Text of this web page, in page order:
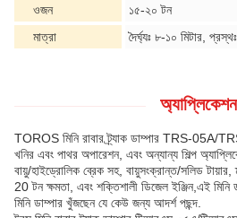
ওজন
১৫-২০ টন
মাত্রা
দৈর্ঘ্যঃ ৮-১০ মিটার,
TOROS মিনি রাবার ট্র্যাক ডাম্পার TRS-05A/
খনির এবং পাথর অপারেশন, এবং অন্যান্য শিল্প
বায়ু/হাইড্রোলিক ব্রেক সহ, বায়ুসংক্রান্ত/সলিড টায়ার,
20 টন ক্ষমতা, এবং শক্তিশালী ডিজেল ইঞ্জিন,এই
মিনি ডাম্পার খুঁজছেন যে কেউ জন্য আদর্শ পছন্দ.